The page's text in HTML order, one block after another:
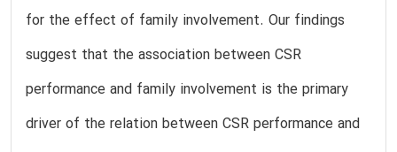
for the effect of family involvement. Our findings
suggest that the association between CSR
performance and family involvement is the primary
driver of the relation between CSR performance and